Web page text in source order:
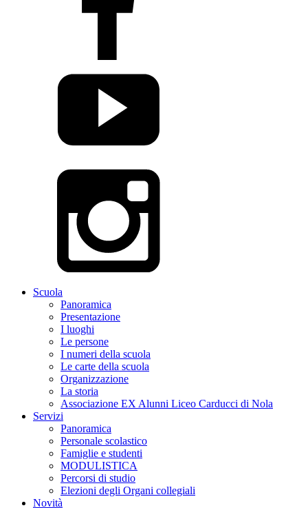
Scuola
Panoramica
Presentazione
I luoghi
Le persone
I numeri della scuola
Le carte della scuola
Organizzazione
La storia
Associazione EX Alunni Liceo Carducci di Nola
Servizi
Panoramica
Personale scolastico
Famiglie e studenti
MODULISTICA
Percorsi di studio
Elezioni degli Organi collegiali
Novità